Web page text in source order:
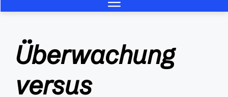
Überwachung
versus